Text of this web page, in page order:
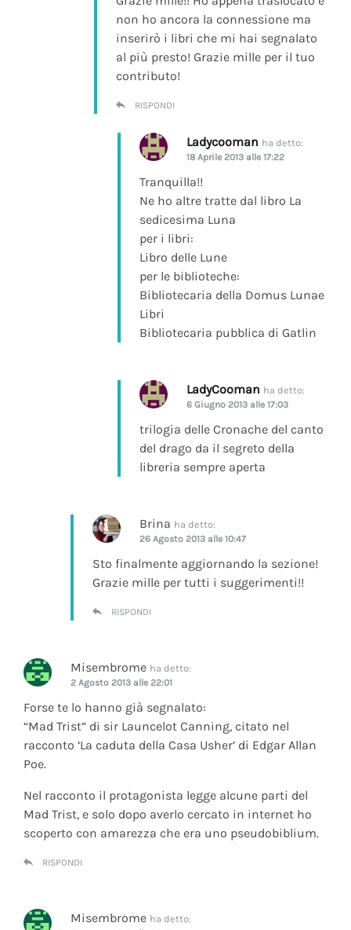
non ho ancora la connessione ma
inserirò i libri che mi hai segnalato
al più presto! Grazie mille per il tuo
contributo!
RISPONDI
Ladycooman ha detto:
18 Aprile 2013 alle 17:22
Tranquilla!!
Ne ho altre tratte dal libro La
sedicesima Luna
per i libri:
Libro delle Lune
per le biblioteche:
Bibliotecaria della Domus Lunae
Libri
Bibliotecaria pubblica di Gatlin
LadyCooman ha detto:
6 Giugno 2013 alle 17:03
trilogia delle Cronache del canto
del drago da il segreto della
libreria sempre aperta
Brina ha detto:
26 Agosto 2013 alle 10:47
Sto finalmente aggiornando la sezione!
Grazie mille per tutti i suggerimenti!!
RISPONDI
Misembrome ha detto:
2 Agosto 2013 alle 22:01
Forse te lo hanno già segnalato:
“Mad Trist” di sir Launcelot Canning, citato nel
racconto ‘La caduta della Casa Usher’ di Edgar Allan
Poe.
Nel racconto il protagonista legge alcune parti del
Mad Trist, e solo dopo averlo cercato in internet ho
scoperto con amarezza che era uno pseudobiblium.
RISPONDI
Misembrome ha detto: